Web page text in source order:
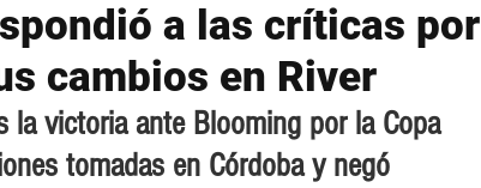
a las críticas por
cambios en River
la victoria ante Blooming por la Copa
tomadas en Córdoba y negó